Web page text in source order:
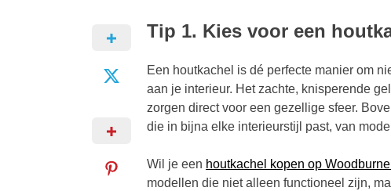
Tip 1. Kies voor een
Een houtkachel is dé perfecte manier om
aan je interieur. Het zachte, knisperende
zorgen direct voor een gezellige sfeer.
die in bijna elke interieurstijl past, van
Wil je een houtkachel kopen op
modellen die niet alleen functioneel zijn,